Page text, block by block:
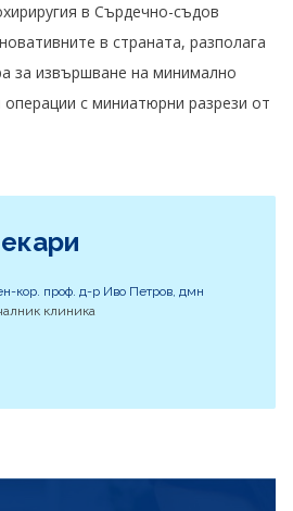
в Сърдечно-съдов
в страната, разполага
за извършване на минимално
с миниатюрни разрези от
кор. проф. д-р Иво Петров, дмн
клиника